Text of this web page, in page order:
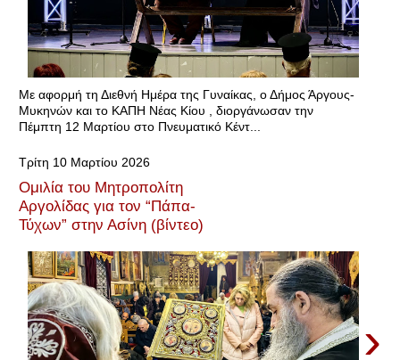
Με αφορμή τη Διεθνή Ημέρα της Γυναίκας, ο Δήμος Άργους-
Μυκηνών και το ΚΑΠΗ Νέας Κίου , διοργάνωσαν την
Πέμπτη 12 Μαρτίου στο Πνευματικό Κέντ...
Τρίτη 10 Μαρτίου 2026
Ομιλία του Μητροπολίτη
Αργολίδας για τον “Πάπα-
Τύχων” στην Ασίνη (βίντεο)
›